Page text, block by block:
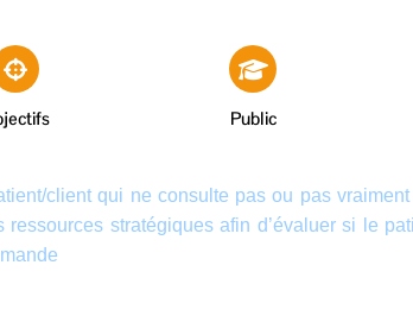
Public
client qui ne consulte pas ou pas
stratégiques afin d’évaluer si le